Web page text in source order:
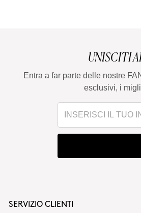
UNISCITI
Entra a far parte delle nostre
esclusivi, i
SERVIZIO CLIENTI